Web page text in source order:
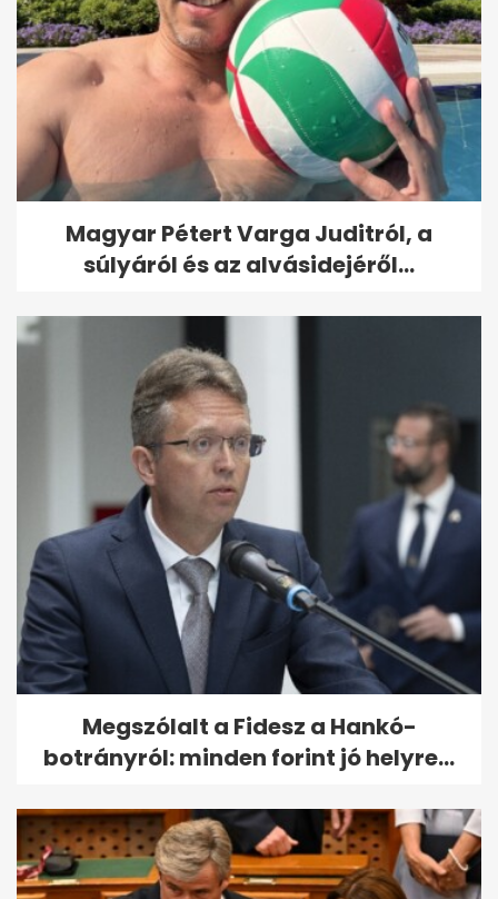
Magyar Pétert Varga Juditról, a
súlyáról és az alvásidejéről...
Megszólalt a Fidesz a Hankó-
botrányról: minden forint jó helyre...